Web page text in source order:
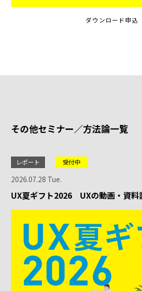
ダウンロード申込
その他セミナー／方法論一覧
レポート 受付中
2026.07.28 Tue.
UX夏ギフト2026 UXの動画・資料